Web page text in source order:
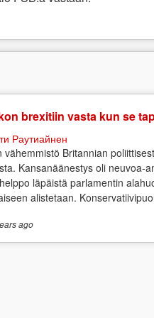
brexitiin vasta kun se
Раутиайнен
vähemmistö Britannian
Kansanäänestys oli neuvoa-
läpäistä parlamentin
alistetaan.
ago